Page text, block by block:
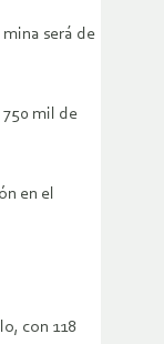
será de
mil de
en el
con 118